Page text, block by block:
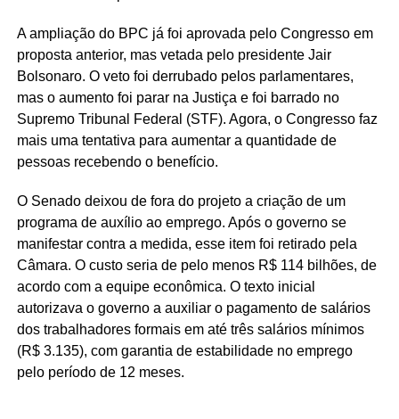
A ampliação do BPC já foi aprovada pelo Congresso em
proposta anterior, mas vetada pelo presidente Jair
Bolsonaro. O veto foi derrubado pelos parlamentares,
mas o aumento foi parar na Justiça e foi barrado no
Supremo Tribunal Federal (STF). Agora, o Congresso faz
mais uma tentativa para aumentar a quantidade de
pessoas recebendo o benefício.
O Senado deixou de fora do projeto a criação de um
programa de auxílio ao emprego. Após o governo se
manifestar contra a medida, esse item foi retirado pela
Câmara. O custo seria de pelo menos R$ 114 bilhões, de
acordo com a equipe econômica. O texto inicial
autorizava o governo a auxiliar o pagamento de salários
dos trabalhadores formais em até três salários mínimos
(R$ 3.135), com garantia de estabilidade no emprego
pelo período de 12 meses.